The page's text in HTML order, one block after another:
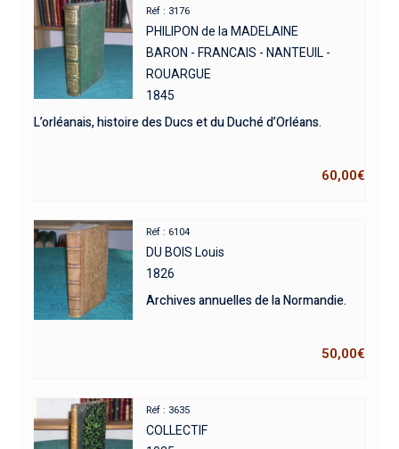
Réf : 3176
PHILIPON de la MADELAINE
BARON - FRANCAIS - NANTEUIL -
ROUARGUE
1845
L’orléanais, histoire des Ducs et du Duché d’Orléans.
60,00€
Réf : 6104
DU BOIS Louis
1826
Archives annuelles de la Normandie.
50,00€
Réf : 3635
COLLECTIF